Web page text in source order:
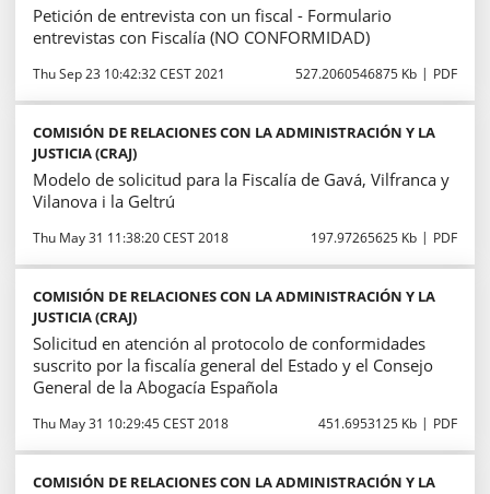
Petición de entrevista con un fiscal - Formulario
entrevistas con Fiscalía (NO CONFORMIDAD)
Thu Sep 23 10:42:32 CEST 2021 527.2060546875 Kb PDF
COMISIÓN DE RELACIONES CON LA ADMINISTRACIÓN Y LA
JUSTICIA (CRAJ)
Modelo de solicitud para la Fiscalía de Gavá, Vilfranca y
Vilanova i la Geltrú
Thu May 31 11:38:20 CEST 2018 197.97265625 Kb PDF
COMISIÓN DE RELACIONES CON LA ADMINISTRACIÓN Y LA
JUSTICIA (CRAJ)
Solicitud en atención al protocolo de conformidades
suscrito por la fiscalía general del Estado y el Consejo
General de la Abogacía Española
Thu May 31 10:29:45 CEST 2018 451.6953125 Kb PDF
COMISIÓN DE RELACIONES CON LA ADMINISTRACIÓN Y LA